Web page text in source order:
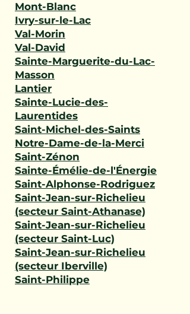
Mont-Blanc
Ivry-sur-le-Lac
Val-Morin
Val-David
Sainte-Marguerite-du-Lac-
Masson
Lantier
Sainte-Lucie-des-
Laurentides
Saint-Michel-des-Saints
Notre-Dame-de-la-Merci
Saint-Zénon
Sainte-Émélie-de-l'Énergie
Saint-Alphonse-Rodriguez
Saint-Jean-sur-Richelieu
(secteur Saint-Athanase)
Saint-Jean-sur-Richelieu
(secteur Saint-Luc)
Saint-Jean-sur-Richelieu
(secteur Iberville)
Saint-Philippe